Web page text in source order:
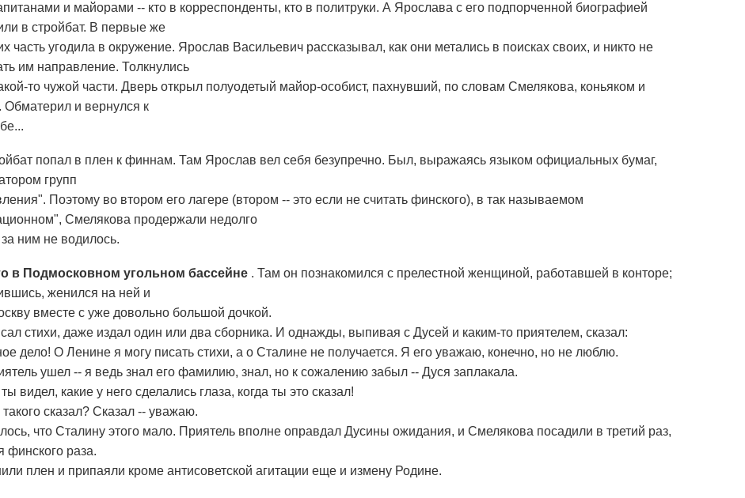
и майорами -- кто в корреспонденты, кто в политруки. А Ярослава с его подпорченной биографией
в стройбат. В первые же
часть угодила в окружение. Ярослав Васильевич рассказывал, как они метались в поисках своих, и никто не
им направление. Толкнулись
то чужой части. Дверь открыл полуодетый майор-особист, пахнувший, по словам Смелякова, коньяком и
Обматерил и вернулся к
попал в плен к финнам. Там Ярослав вел себя безупречно. Был, выражаясь языком официальных бумаг,
групп
Поэтому во втором его лагере (втором -- это если не считать финского), в так называемом
Смелякова продержали недолго
за ним не водилось.
в Подмосковном угольном бассейне . Там он познакомился с прелестной женщиной, работавшей в конторе;
женился на ней и
вместе с уже довольно большой дочкой.
стихи, даже издал один или два сборника. И однажды, выпивая с Дусей и каким-то приятелем, сказал:
дело! О Ленине я могу писать стихи, а о Сталине не получается. Я его уважаю, конечно, но не люблю.
ушел -- я ведь знал его фамилию, знал, но к сожалению забыл -- Дуся заплакала.
видел, какие у него сделались глаза, когда ты это сказал!
сказал? Сказал -- уважаю.
что Сталину этого мало. Приятель вполне оправдал Дусины ожидания, и Смелякова посадили в третий раз,
финского раза.
плен и припаяли кроме антисоветской агитации еще и измену Родине.